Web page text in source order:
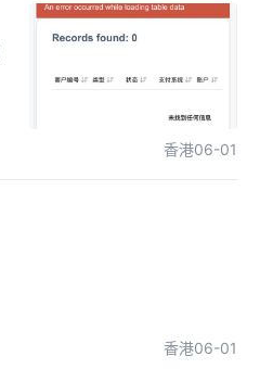
香港06-01
香港06-01